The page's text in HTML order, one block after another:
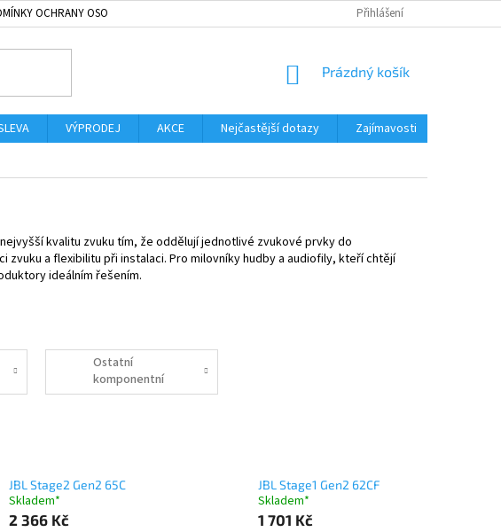
OCHRANY OSOBNÍCH ÚDAJŮ SLOVNÍK POJMŮ
Přihlášení
NÁKUPNÍ
Prázdný košík
VÝPRODEJ AKCE Nejčastější dotazy Zajímavosti
kvalitu zvuku tím, že oddělují jednotlivé zvukové prvky do
a flexibilitu při instalaci. Pro milovníky hudby a audiofily, kteří chtějí
ideálním řešením.
Ostatní
komponentní
repro
JBL Stage2 Gen2 65C
Skladem*
2 366 Kč
JBL Stage1 Gen2 62CF
Skladem*
1 701 Kč